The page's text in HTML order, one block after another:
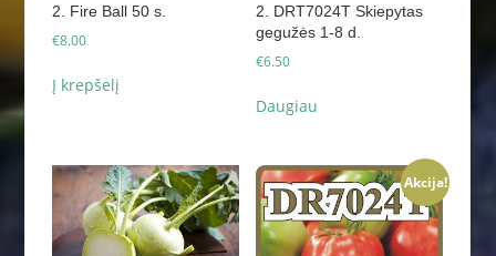
2. Fire Ball 50 s.
€8.00
Į krepšelį
2. DRT7024T Skiepytas
gegužės 1-8 d.
€6.50
Daugiau
Akcija!